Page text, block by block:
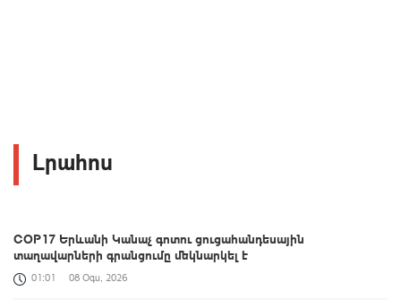
Լրահոս
COP17 Երևանի Կանաչ գոտու ցուցահանդեսային
տաղավարների գրանցումը մեկնարկել է
01:01 08 Օգս, 2026